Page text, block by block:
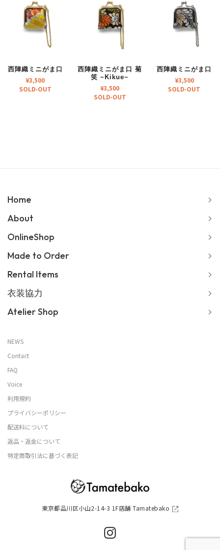
西陣織ミニがま口
¥3,500
SOLD-OUT
西陣織ミニがま口 菊
笑 ~Kikue~
¥3,500
SOLD-OUT
西陣織ミニがま口
¥3,500
SOLD-OUT
東京都品川区小山2-14-3 1F店舗 Tamatebako
Home
About
OnlineShop
Made to Order
Rental Items
衣装協力
Atelier Shop
NEWS
Contact
FAQ
Voice
利用規約
プライバシーポリシー
配送料について
返品・返金について
特定商取引法に基づく表記